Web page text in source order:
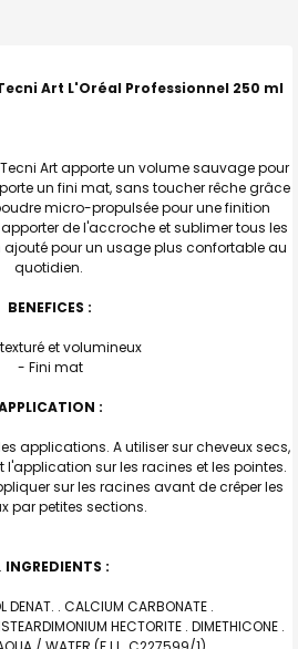
Art L'Oréal Professionnel 250 ml
Art apporte un volume sauvage pour
un fini mat, sans toucher rêche grâce
micro-propulsée pour une finition
de l'accroche et sublimer tous les
pour un usage plus confortable au
quotidien.
BENEFICES :
et volumineux
- Fini mat
:
applications. A utiliser sur cheveux secs,
sur les racines et les pointes.
sur les racines avant de crêper les
par petites sections.
INGREDIENTS :
DENAT. . CALCIUM CARBONATE .
HECTORITE . DIMETHICONE .